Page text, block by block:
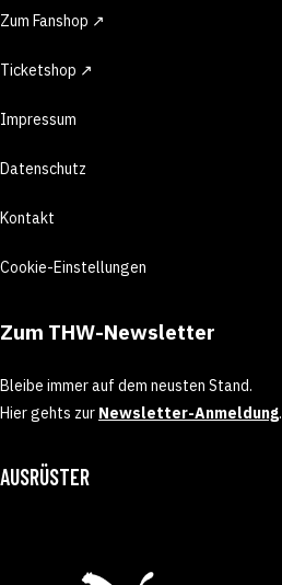
Zum Fanshop ↗
Ticketshop ↗
Impressum
Datenschutz
Kontakt
Cookie-Einstellungen
Zum THW-Newsletter
Bleibe immer auf dem neusten Stand.
Hier gehts zur Newsletter-Anmeldung.
AUSRÜSTER